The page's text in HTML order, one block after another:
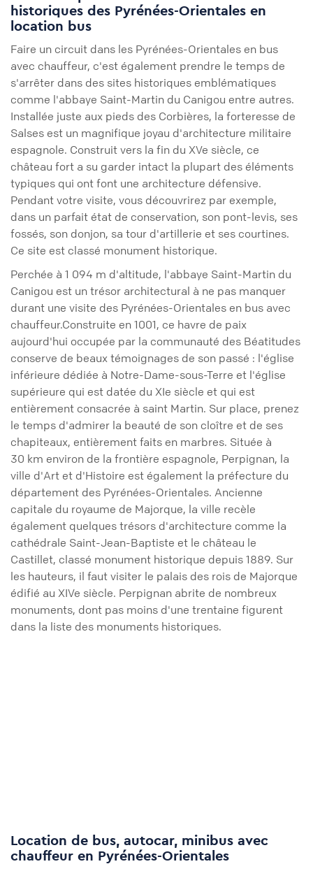
historiques des Pyrénées-Orientales en
location bus
Faire un circuit dans les Pyrénées-Orientales en bus
avec chauffeur, c'est également prendre le temps de
s'arrêter dans des sites historiques emblématiques
comme l'abbaye Saint-Martin du Canigou entre autres.
Installée juste aux pieds des Corbières, la forteresse de
Salses est un magnifique joyau d'architecture militaire
espagnole. Construit vers la fin du XVe siècle, ce
château fort a su garder intact la plupart des éléments
typiques qui ont font une architecture défensive.
Pendant votre visite, vous découvrirez par exemple,
dans un parfait état de conservation, son pont-levis, ses
fossés, son donjon, sa tour d'artillerie et ses courtines.
Ce site est classé monument historique.
Perchée à 1 094 m d'altitude, l'abbaye Saint-Martin du
Canigou est un trésor architectural à ne pas manquer
durant une visite des Pyrénées-Orientales en bus avec
chauffeur.Construite en 1001, ce havre de paix
aujourd'hui occupée par la communauté des Béatitudes
conserve de beaux témoignages de son passé : l'église
inférieure dédiée à Notre-Dame-sous-Terre et l'église
supérieure qui est datée du XIe siècle et qui est
entièrement consacrée à saint Martin. Sur place, prenez
le temps d'admirer la beauté de son cloître et de ses
chapiteaux, entièrement faits en marbres. Située à
30 km environ de la frontière espagnole, Perpignan, la
ville d'Art et d'Histoire est également la préfecture du
département des Pyrénées-Orientales. Ancienne
capitale du royaume de Majorque, la ville recèle
également quelques trésors d'architecture comme la
cathédrale Saint-Jean-Baptiste et le château le
Castillet, classé monument historique depuis 1889. Sur
les hauteurs, il faut visiter le palais des rois de Majorque
édifié au XIVe siècle. Perpignan abrite de nombreux
monuments, dont pas moins d'une trentaine figurent
dans la liste des monuments historiques.
Location de bus, autocar, minibus avec
chauffeur en Pyrénées-Orientales